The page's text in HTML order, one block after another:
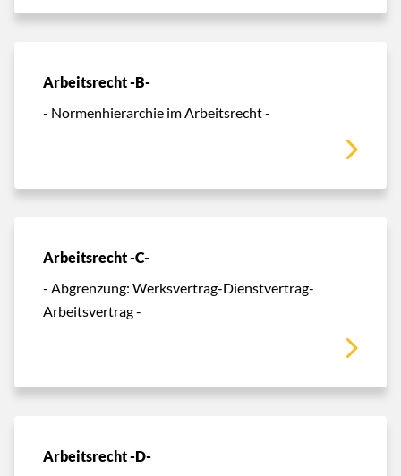
Arbeitsrecht -B-
- Normenhierarchie im Arbeitsrecht -
Arbeitsrecht -C-
- Abgrenzung: Werksvertrag-Dienstvertrag-
Arbeitsvertrag -
Arbeitsrecht -D-